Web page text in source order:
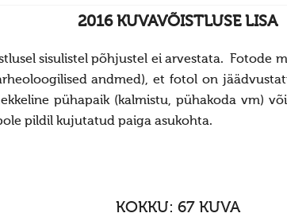
2016 KUVAVÕISTLUSE LISA
sisulistel põhjustel ei arvestata.
andmed), et fotol on
pühapaik (kalmistu, pühakoda vm)
pildil kujutatud paiga asukohta.
KOKKU: 67 KUVA